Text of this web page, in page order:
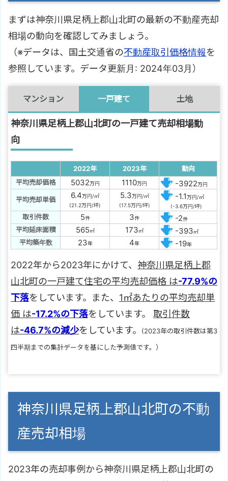
まずは神奈川県足柄上郡山北町の最新の不動産売却
相場の動向を確認してみましょう。
（※データは、国土交通省の不動産取引価格情報を
参照しています。データ更新月: 2024年03月）
マンション 一戸建て 土地
神奈川県足柄上郡山北町の一戸建て売却相場動
向
2022年 2023年
動向
平均売却価格
5032万円 1110万円 -3922万円
平均売却単価 6.4万円/㎡
(21.2万円/坪)
5.3万円/㎡
(17.5万円/坪)
-1.1万円/㎡
(-3.6万円/坪)
取引件数 5件 3件 -2件
平均延床面積 565㎡ 173㎡ -393㎡
平均築年数 23年 4年 -19年
2022年から2023年にかけて、 神奈川県足柄上郡
山北町の一戸建て住宅の平均売却価格 は-77.9%の
下落をしています。また、 1㎡あたりの平均売却単
価 は-17.2%の下落をしています。 取引件数
は-46.7%の減少をしています。
(2023年の取引件数は第3
四半期までの集計データを基にした予測値です。）
神奈川県足柄上郡山北町の不動
産売却相場
2023年の売却事例から神奈川県足柄上郡山北町の